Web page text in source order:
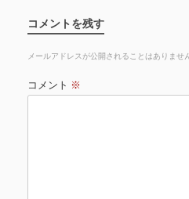
コメントを残す
メールアドレスが公開されることはありません
コメント ※